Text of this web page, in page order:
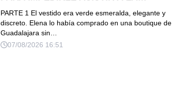
GALA… PERO ELLA LLEGÓ EN
LIMUSINA COMO INVITADA DE HONOR
DEL DUEÑO DE LA EMPRESA
PARTE 1 El vestido era verde esmeralda, elegante y
discreto. Elena lo había comprado en una boutique de
Guadalajara sin…
07/08/2026 16:51